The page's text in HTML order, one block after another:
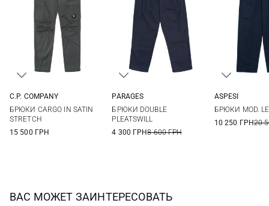
54
C.P. COMPANY
БРЮКИ CARGO IN SATIN
STRETCH
15 500 ГРН
PARAGES
БРЮКИ DOUBLE
PLEATSWILL
4 300 ГРН8 600 ГРН
ASPESI
БРЮКИ MOD.
10 250 ГРН20
ВАС МОЖЕТ ЗАИНТЕРЕСОВАТЬ